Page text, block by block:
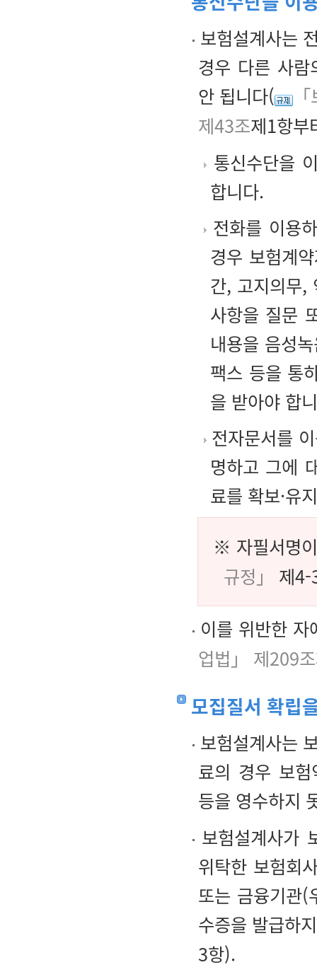
보험설계사는
경우 다른 사람
안 됩니다(
제43조제1항부
통신수단을
합니다.
전화를 이용
경우 보험계
간, 고지의무,
사항을 질문
내용을 음성
팩스 등을 통
을 받아야 합
전자문서를
명하고 그에
료를 확보·유
※ 자필서명
규정」
제4-
이를 위반한
업법」 제209조
모집질서 확립
보험설계사는
료의 경우 보
등을 영수하지
보험설계사가
위탁한 보험회
또는 금융기관(
수증을 발급하
3항).